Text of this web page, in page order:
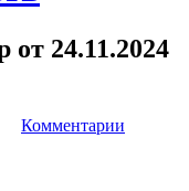
от 24.11.2024
Комментарии